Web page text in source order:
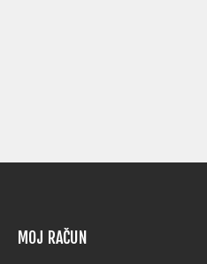
MOJ RAČUN